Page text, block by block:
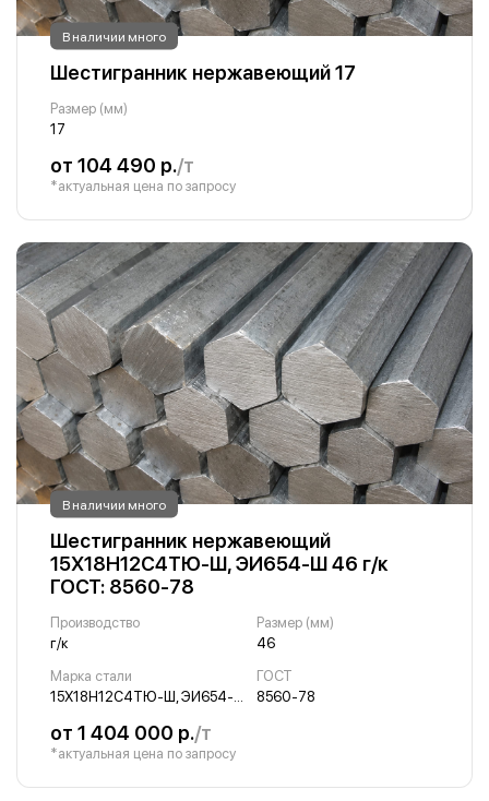
В наличии много
Шестигранник нержавеющий 17
Размер (мм)
17
от 104 490 р./т
*актуальная цена по запросу
В наличии много
Шестигранник нержавеющий
15Х18Н12С4ТЮ-Ш, ЭИ654-Ш 46 г/к
ГОСТ: 8560-78
Производство
г/к
Размер (мм)
46
Марка стали
15Х18Н12С4ТЮ-Ш, ЭИ654-Ш
ГОСТ
8560-78
от 1 404 000 р./т
*актуальная цена по запросу